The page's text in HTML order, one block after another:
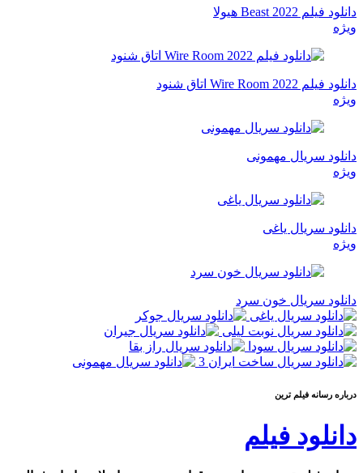
دانلود فیلم Beast 2022 هیولا
ویژه
دانلود فیلم Wire Room 2022 اتاق شنود
ویژه
دانلود سریال مهمونی
ویژه
دانلود سریال یاغی
ویژه
دانلود سریال خون سرد
درباره رسانه فيلم ترين
دانلود فیلم